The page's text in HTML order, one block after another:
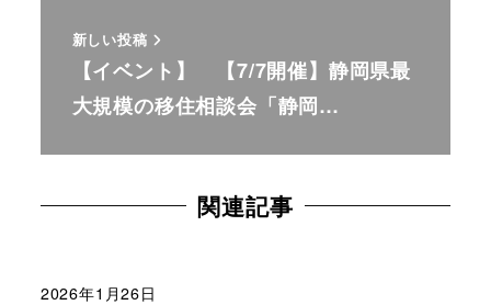
新しい投稿
【イベント】 【7/7開催】静岡県最
大規模の移住相談会「静岡…
関連記事
2026年1月26日